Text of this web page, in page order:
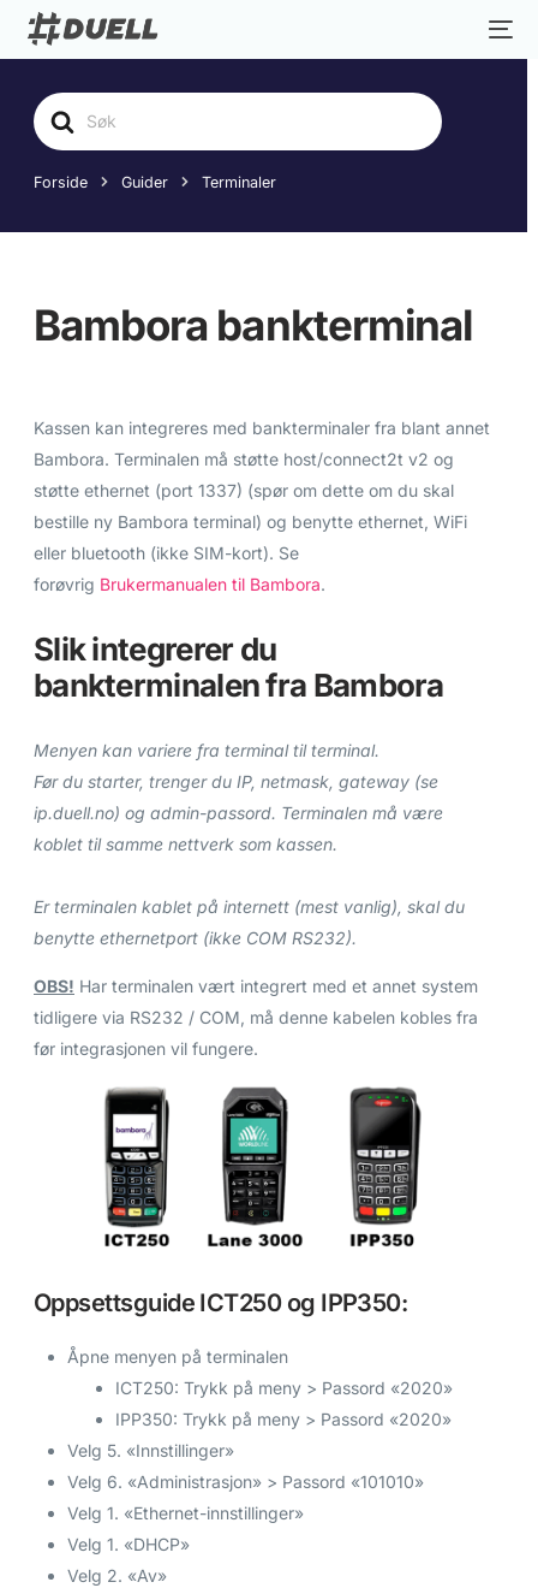
Søk
etter
Forside Guider Terminaler
Bambora bankterminal
Kassen kan integreres med bankterminaler fra blant annet
Bambora. Terminalen må støtte host/connect2t v2 og
støtte ethernet (port 1337) (spør om dette om du skal
bestille ny Bambora terminal) og benytte ethernet, WiFi
eller bluetooth (ikke SIM-kort). Se
forøvrig Brukermanualen til Bambora.
Slik integrerer du
bankterminalen fra Bambora
Menyen kan variere fra terminal til terminal.
Før du starter, trenger du IP, netmask, gateway (se
ip.duell.no) og admin-passord. Terminalen må være
koblet til samme nettverk som kassen.
Er terminalen kablet på internett (mest vanlig), skal du
benytte ethernetport (ikke COM RS232).
OBS! Har terminalen vært integrert med et annet system
tidligere via RS232 / COM, må denne kabelen kobles fra
før integrasjonen vil fungere.
Oppsettsguide ICT250 og IPP350:
Åpne menyen på terminalen
ICT250: Trykk på meny > Passord «2020»
IPP350: Trykk på meny > Passord «2020»
Velg 5. «Innstillinger»
Velg 6. «Administrasjon» > Passord «101010»
Velg 1. «Ethernet-innstillinger»
Velg 1. «DHCP»
Velg 2. «Av»